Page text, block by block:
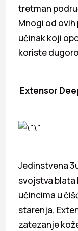
tretman
Mnogi od
učinak koji
koriste
Extensor
Jedinstvena
svojstva blata
učincima u
starenja,
zatezanje